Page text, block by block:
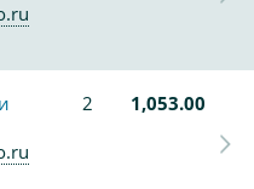
2
1,053.00